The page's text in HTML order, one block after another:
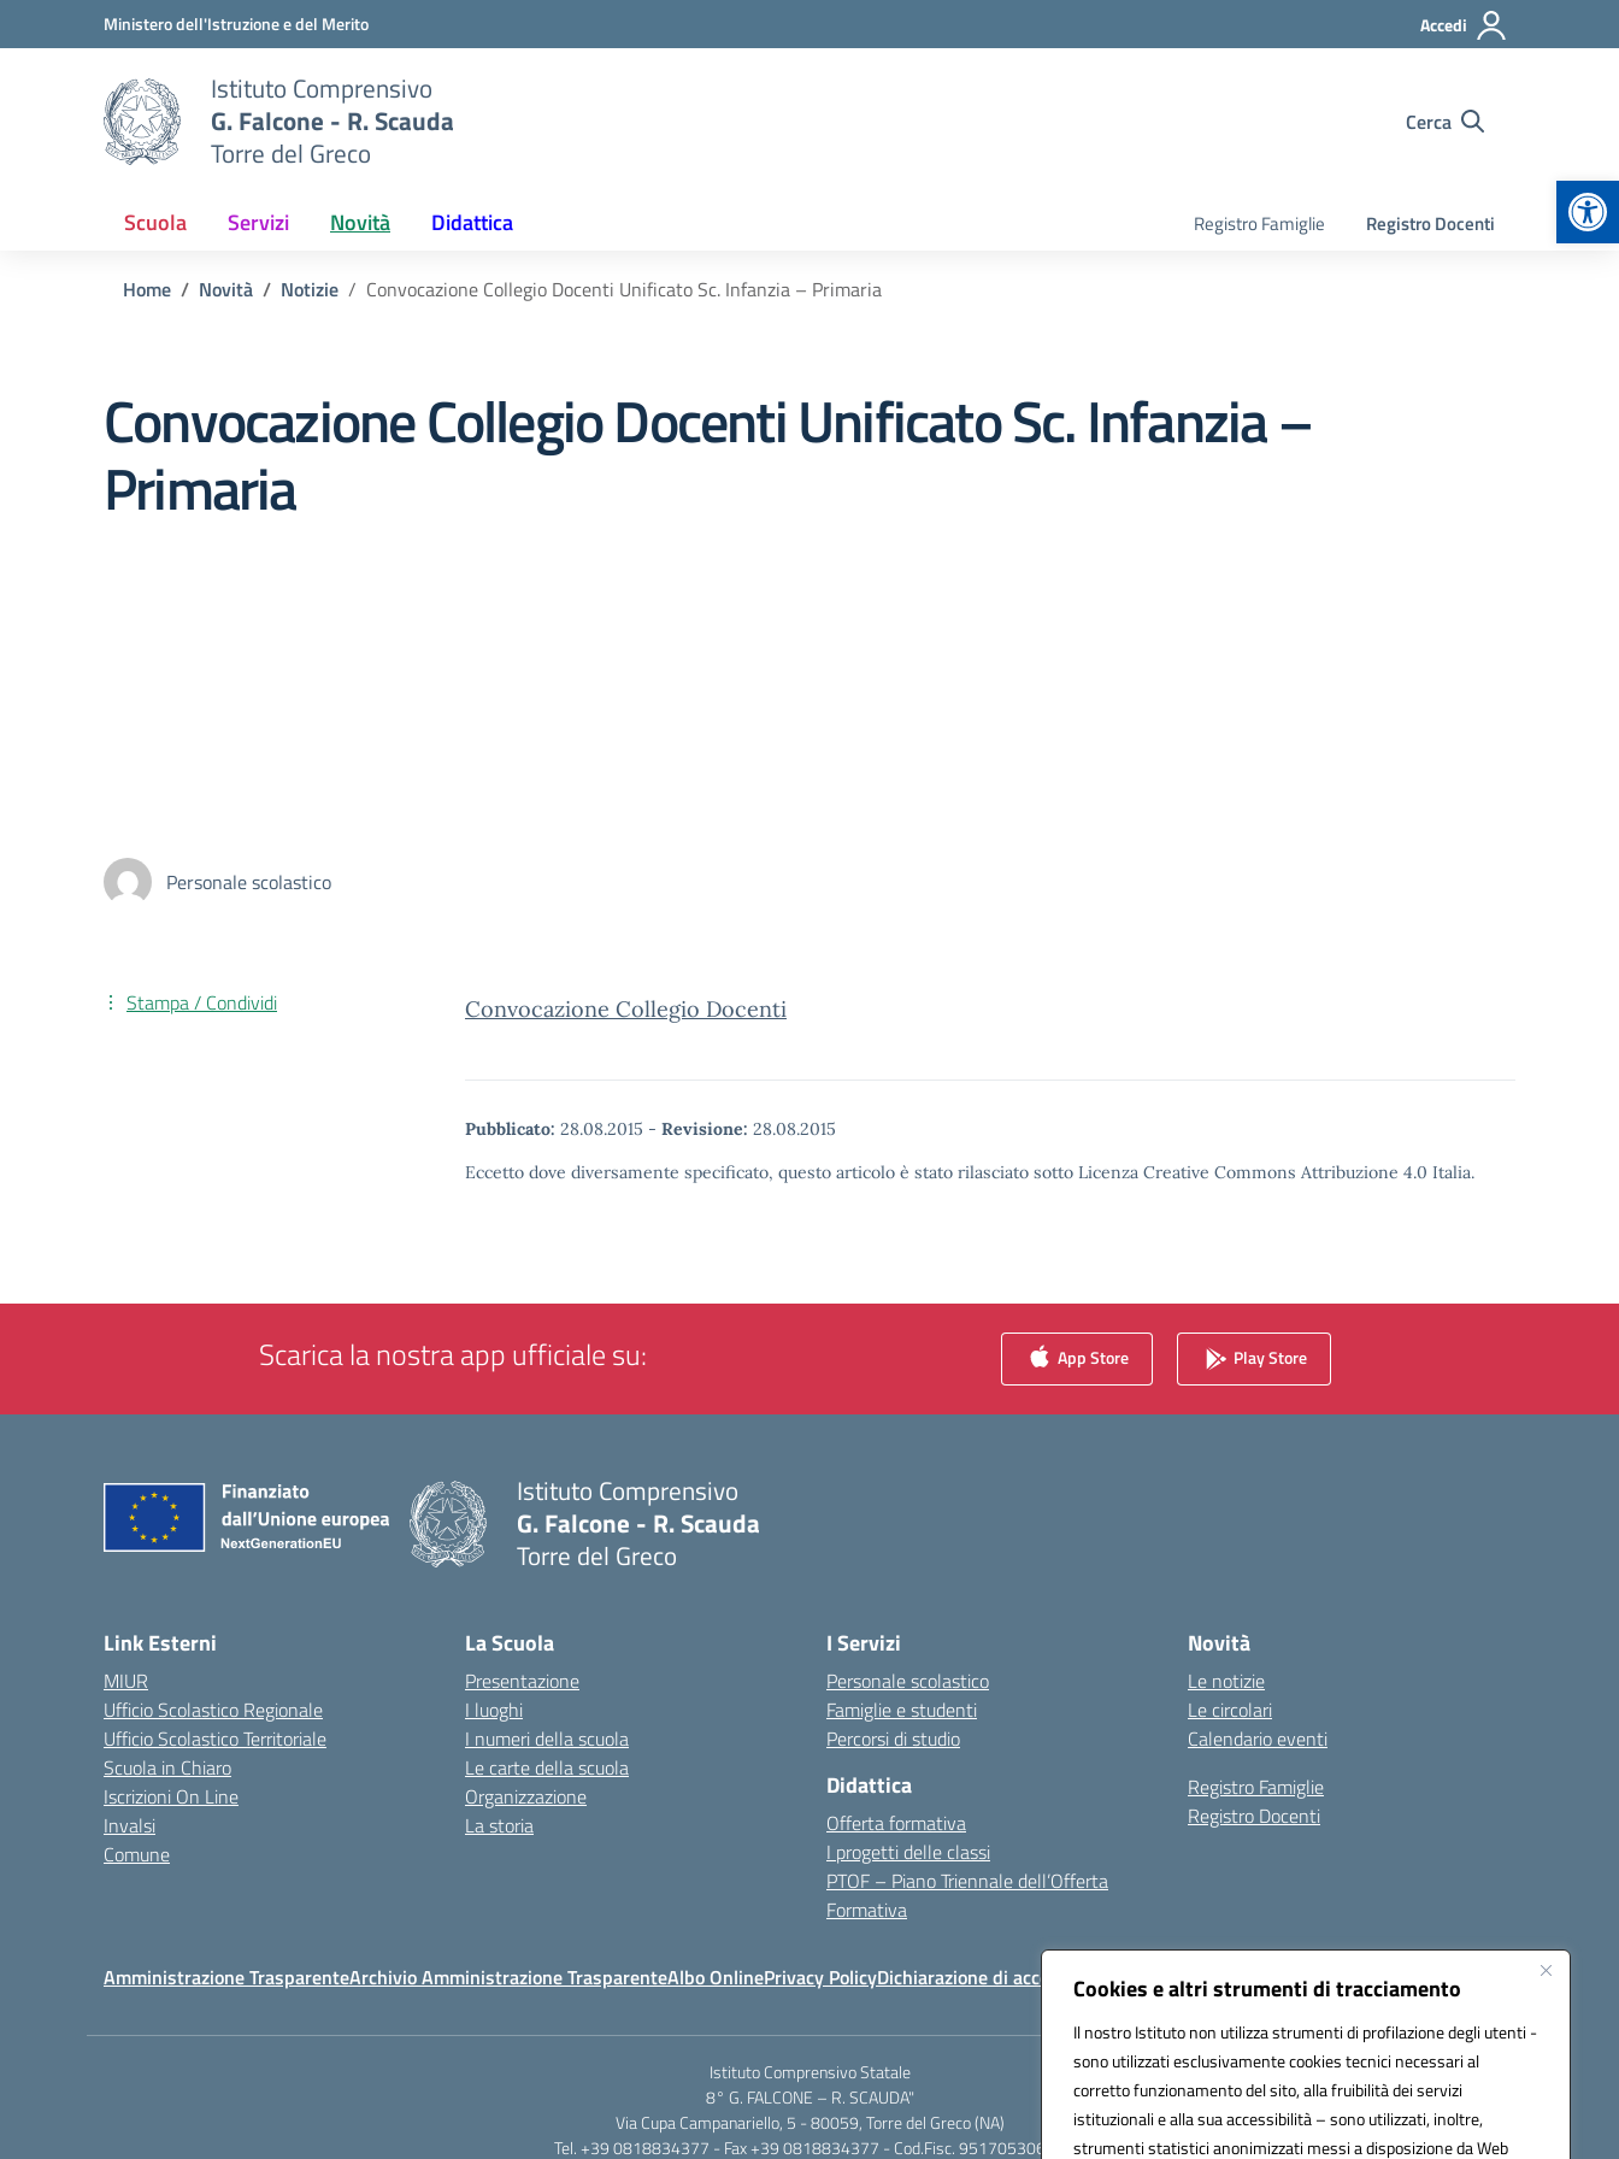
Cookies e altri strumenti di tracciamento
Il nostro Istituto non utilizza strumenti di profilazione degli utenti -
sono utilizzati esclusivamente cookies tecnici necessari al
corretto funzionamento del sito, alla fruibilità dei servizi
istituzionali e alla sua accessibilità – sono utilizzati, inoltre,
strumenti statistici anonimizzati messi a disposizione da Web
Vai ai contenuti
Vai al menu di navigazioneMinistero dell'Istruzione e del Merito Accedi
Istituto Comprensivo
G. Falcone - R. Scauda
Torre del Greco
Cerca
Scuola Servizi Novità Didattica Registro Famiglie Registro Docenti
Home Novità Notizie Convocazione Collegio Docenti Unificato Sc. Infanzia – Primaria
Convocazione Collegio Docenti Unificato Sc. Infanzia –
Primaria
Personale scolastico
Convocazione Collegio Docenti
Pubblicato: 28.08.2015 - Revisione: 28.08.2015
Eccetto dove diversamente specificato, questo articolo è stato rilasciato sotto Licenza Creative Commons Attribuzione 4.0 Italia.
Stampa / Condividi
Scarica la nostra app ufficiale su: App Store Play Store
Istituto Comprensivo
G. Falcone - R. Scauda
Torre del Greco
Link Esterni
MIUR
Ufficio Scolastico Regionale
Ufficio Scolastico Territoriale
Scuola in Chiaro
Iscrizioni On Line
Invalsi
Comune
La Scuola
Presentazione
I luoghi
I numeri della scuola
Le carte della scuola
Organizzazione
La storia
I Servizi
Personale scolastico
Famiglie e studenti
Percorsi di studio
Didattica
Offerta formativa
I progetti delle classi
PTOF – Piano Triennale dell’Offerta
Formativa
Novità
Le notizie
Le circolari
Calendario eventi
Registro Famiglie
Registro Docenti
Amministrazione TrasparenteArchivio Amministrazione TrasparenteAlbo OnlinePrivacy PolicyDichiarazione di accessibilità Note legali
Istituto Comprensivo Statale
8° G. FALCONE – R. SCAUDA"
Via Cupa Campanariello, 5 - 80059, Torre del Greco (NA)
Tel. +39 0818834377 - Fax +39 0818834377 - Cod.Fisc. 95170530638